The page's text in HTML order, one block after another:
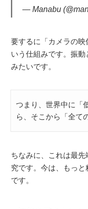
— Manabu
要するに「カメラの
いう仕組みです。振
みたいです。
つまり、世界中に「
ら、そこから「全て
ちなみに、これは最
究です。今は、もっ
です。